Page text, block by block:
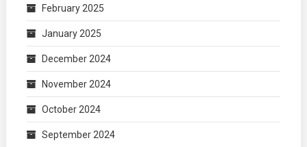
February 2025
January 2025
December 2024
November 2024
October 2024
September 2024